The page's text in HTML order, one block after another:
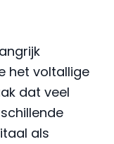
het voltallige
dat veel
als